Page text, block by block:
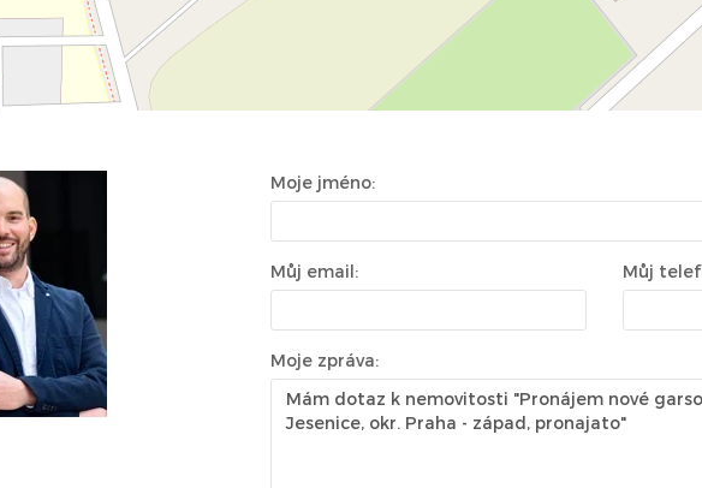
Moje jméno:
Můj email: Můj
Moje zpráva: